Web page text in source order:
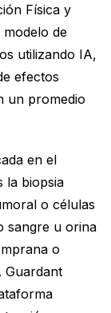
Física y
de
utilizando IA,
efectos
un promedio
en el
la biopsia
o células
sangre u orina
o
Guardant